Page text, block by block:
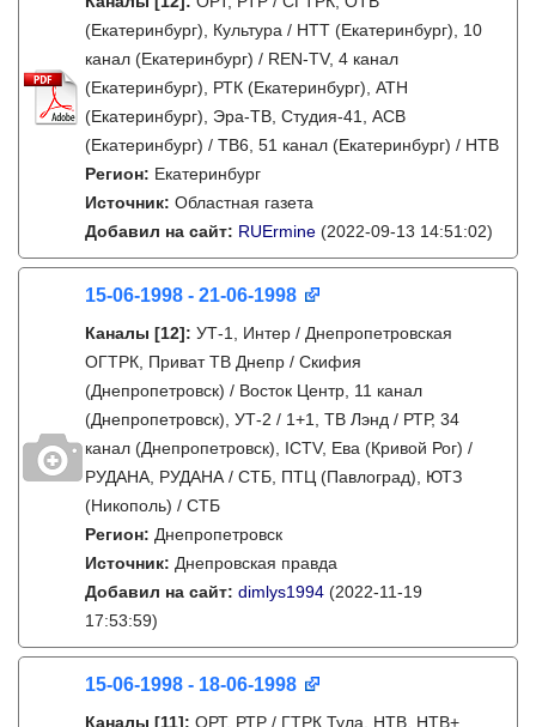
(Екатеринбург), Культура / НТТ (Екатеринбург), 10
канал (Екатеринбург) / REN-TV, 4 канал
(Екатеринбург), РТК (Екатеринбург), АТН
(Екатеринбург), Эра-ТВ, Студия-41, АСВ
(Екатеринбург) / ТВ6, 51 канал (Екатеринбург) / НТВ
Регион: Екатеринбург
Источник: Областная газета
Добавил на сайт: RUErmine (2022-09-13 14:51:02)
15-06-1998 - 21-06-1998
Каналы [12]: УТ-1, Интер / Днепропетровская
ОГТРК, Приват ТВ Днепр / Скифия
(Днепропетровск) / Восток Центр, 11 канал
(Днепропетровск), УТ-2 / 1+1, ТВ Лэнд / РТР, 34
канал (Днепропетровск), ICTV, Ева (Кривой Рог) /
РУДАНА, РУДАНА / СТБ, ПТЦ (Павлоград), ЮТЗ
(Никополь) / СТБ
Регион: Днепропетровск
Источник: Днепровская правда
Добавил на сайт: dimlys1994 (2022-11-19
17:53:59)
15-06-1998 - 18-06-1998
Каналы [11]: ОРТ, РТР / ГТРК Тула, НТВ, НТВ+